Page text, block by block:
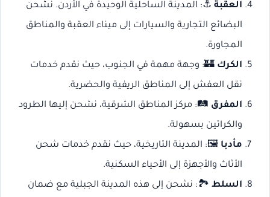
العقبة⚓: المدينة الساحلية الوحيدة في الأردن. نشحن
البضائع التجارية والسيارات إلى ميناء العقبة والمناطق
المجاورة.
الكرك 🏰: وجهة مهمة في الجنوب، حيث نقدم خدمات
نقل العفش إلى المناطق الريفية والحضرية.
المفرق 🛤️: مركز المناطق الشرقية، نشحن إليها الطرود
والكراتين بسهولة.
مأدبا 🖼️: المدينة التاريخية، حيث نقدم خدمات شحن
الأثاث والأجهزة إلى الأحياء السكنية.
السلط🏞️: نشحن إلى هذه المدينة الجبلية مع ضمان